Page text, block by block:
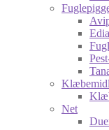
Net